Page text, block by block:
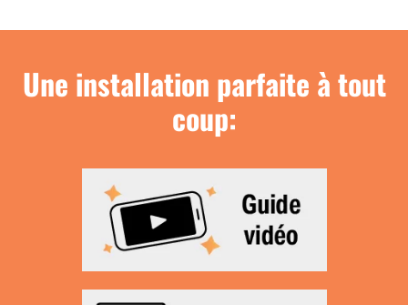
Une installation parfaite à tout
coup: